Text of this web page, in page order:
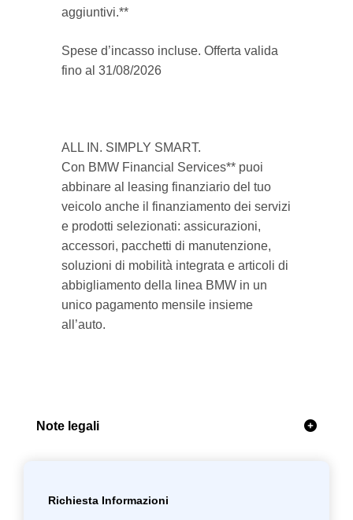
aggiuntivi.**
Spese d’incasso incluse. Offerta valida
fino al 31/08/2026
ALL IN. SIMPLY SMART.
Con BMW Financial Services** puoi
abbinare al leasing finanziario del tuo
veicolo anche il finanziamento dei servizi
e prodotti selezionati: assicurazioni,
accessori, pacchetti di manutenzione,
soluzioni di mobilità integrata e articoli di
abbigliamento della linea BMW in un
unico pagamento mensile insieme
all’auto.
Note legali
Richiesta Informazioni